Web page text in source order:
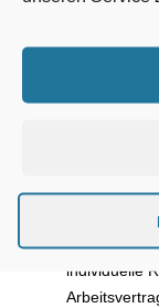
getroffen
wird man in
Jahren.
auszulegen
des Monats
individuelle